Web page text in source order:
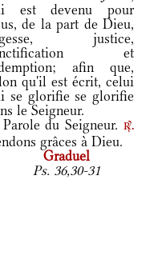
est devenu pour
de la part de Dieu,
justice,
et
afin que,
qu'il est écrit, celui
se glorifie se glorifie
le Seigneur.
du Seigneur. r.
grâces à Dieu.
Graduel
Ps. 36,30-31